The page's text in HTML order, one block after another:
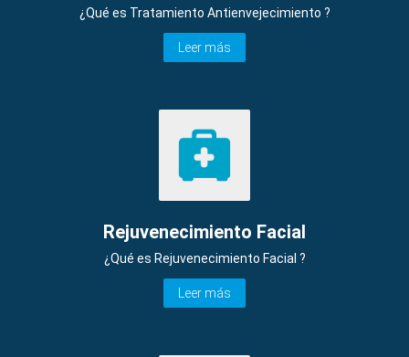
¿Qué es Tratamiento Antienvejecimiento ?
Leer más
Rejuvenecimiento Facial
¿Qué es Rejuvenecimiento Facial ?
Leer más